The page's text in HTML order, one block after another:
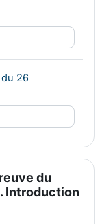
26
du
Introduction